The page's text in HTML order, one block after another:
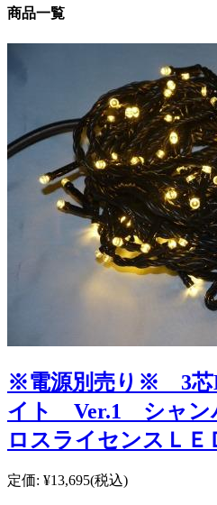
商品一覧
※電源別売り※ 3芯
イト Ver.1 シャン
ロスライセンスＬＥ
定価: ¥13,695(税込)